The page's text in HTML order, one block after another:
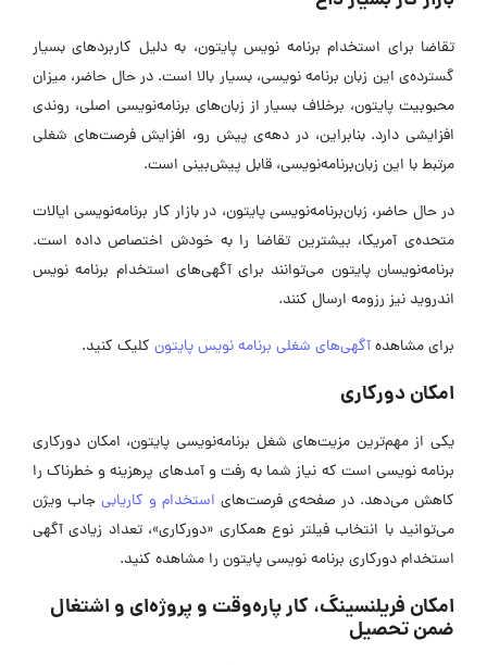
تقاضا برای استخدام برنامه نویس پایتون، به دلیل کاربردهای بسیار
گسترده‌ی این زبان برنامه نویسی، بسیار بالا است. در حال حاضر، میزان
محبوبیت پایتون، برخلاف بسیار از زبان‌های برنامه‌نویسی اصلی، روندی
افزایشی دارد. بنابراین، در دهه‌ی پیش رو، افزایش فرصت‌های شغلی
مرتبط با این زبان‌برنامه‌نویسی، قابل پیش‌بینی است.
در حال حاضر، زبان‌برنامه‌نویسی پایتون، در بازار کار برنامه‌نویسی ایالات
متحده‌ی آمریکا، بیشترین تقاضا را به خودش اختصاص داده است.
برنامه‌نویسان پایتون می‌توانند برای آگهی‌های استخدام برنامه نویس
اندروید نیز رزومه ارسال کنند.
برای مشاهدهآگهی‌های شغلی برنامه نویس پایتون کلیک کنید.
امکان دورکاری
یکی از مهم‌ترین مزیت‌های شغل برنامه‌نویسی پایتون، امکان دورکاری
برنامه نویسی است که نیاز شما به رفت و آمدهای پرهزینه و خطرناک را
کاهش می‌دهد. در صفحه‌ی فرصت‌های استخدام و کاریابی جاب ویژن
می‌توانید با انتخاب فیلتر نوع همکاری «دورکاری»، تعداد زیادی آگهی
استخدام دورکاری برنامه نویسی پایتون را مشاهده کنید.
امکان فریلنسینگ، کار پاره‌وقت و پروژه‌ای و اشتغال
ضمن تحصیل